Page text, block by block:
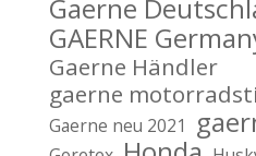
Gaerne
GAERNE
Gaerne Händler
gaerne
Gaerne neu 2021